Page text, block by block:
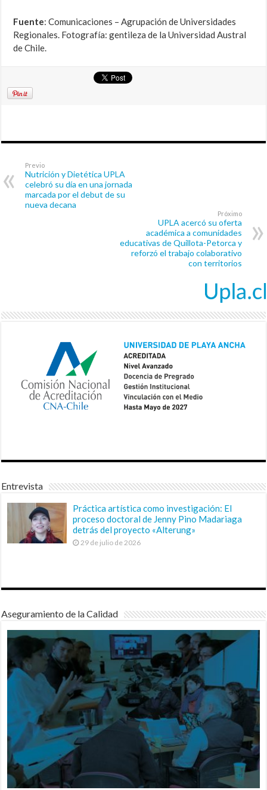
Fuente: Comunicaciones – Agrupación de Universidades
Regionales. Fotografía: gentileza de la Universidad Austral
de Chile.
Previo
Nutrición y Dietética UPLA
celebró su día en una jornada
marcada por el debut de su
nueva decana
Próximo
UPLA acercó su oferta
académica a comunidades
educativas de Quillota-Petorca y
reforzó el trabajo colaborativo
con territorios
Entrevista
Práctica artística como investigación: El
proceso doctoral de Jenny Pino Madariaga
detrás del proyecto «Alterung»
29 de julio de 2026
Aseguramiento de la Calidad